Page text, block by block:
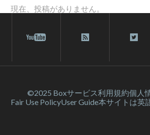
現在、投稿がありません。
©2025 Boxサービス利⽤規約個人
Fair Use PolicyUser Guide本サイトは英